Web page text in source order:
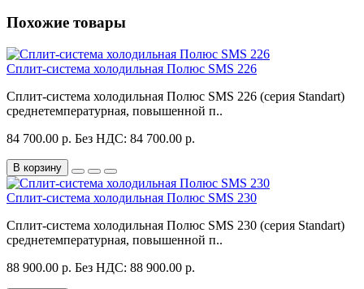
Похожие товары
Сплит-система холодильная Полюс SMS 226
Сплит-система холодильная Полюс SMS 226 (серия Standart)
среднетемпературная, повышенной п..
84 700.00 р. Без НДС: 84 700.00 р.
В корзину
Сплит-система холодильная Полюс SMS 230
Сплит-система холодильная Полюс SMS 230 (серия Standart)
среднетемпературная, повышенной п..
88 900.00 р. Без НДС: 88 900.00 р.